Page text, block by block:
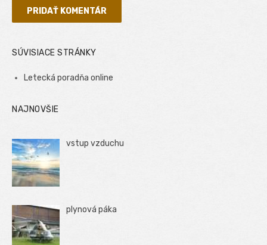
SÚVISIACE STRÁNKY
Letecká poradňa online
NAJNOVŠIE
vstup vzduchu
plynová páka